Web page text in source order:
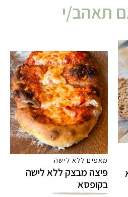
תאהב/י
מאפים ללא לישה
פיצה מבצק ללא לישה
בקופסא